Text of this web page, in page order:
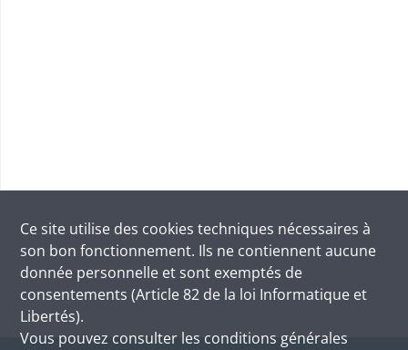
Ce site utilise des cookies techniques nécessaires à
son bon fonctionnement. Ils ne contiennent aucune
donnée personnelle et sont exemptés de
consentements (Article 82 de la loi Informatique et
Libertés).
Vous pouvez consulter les conditions générales